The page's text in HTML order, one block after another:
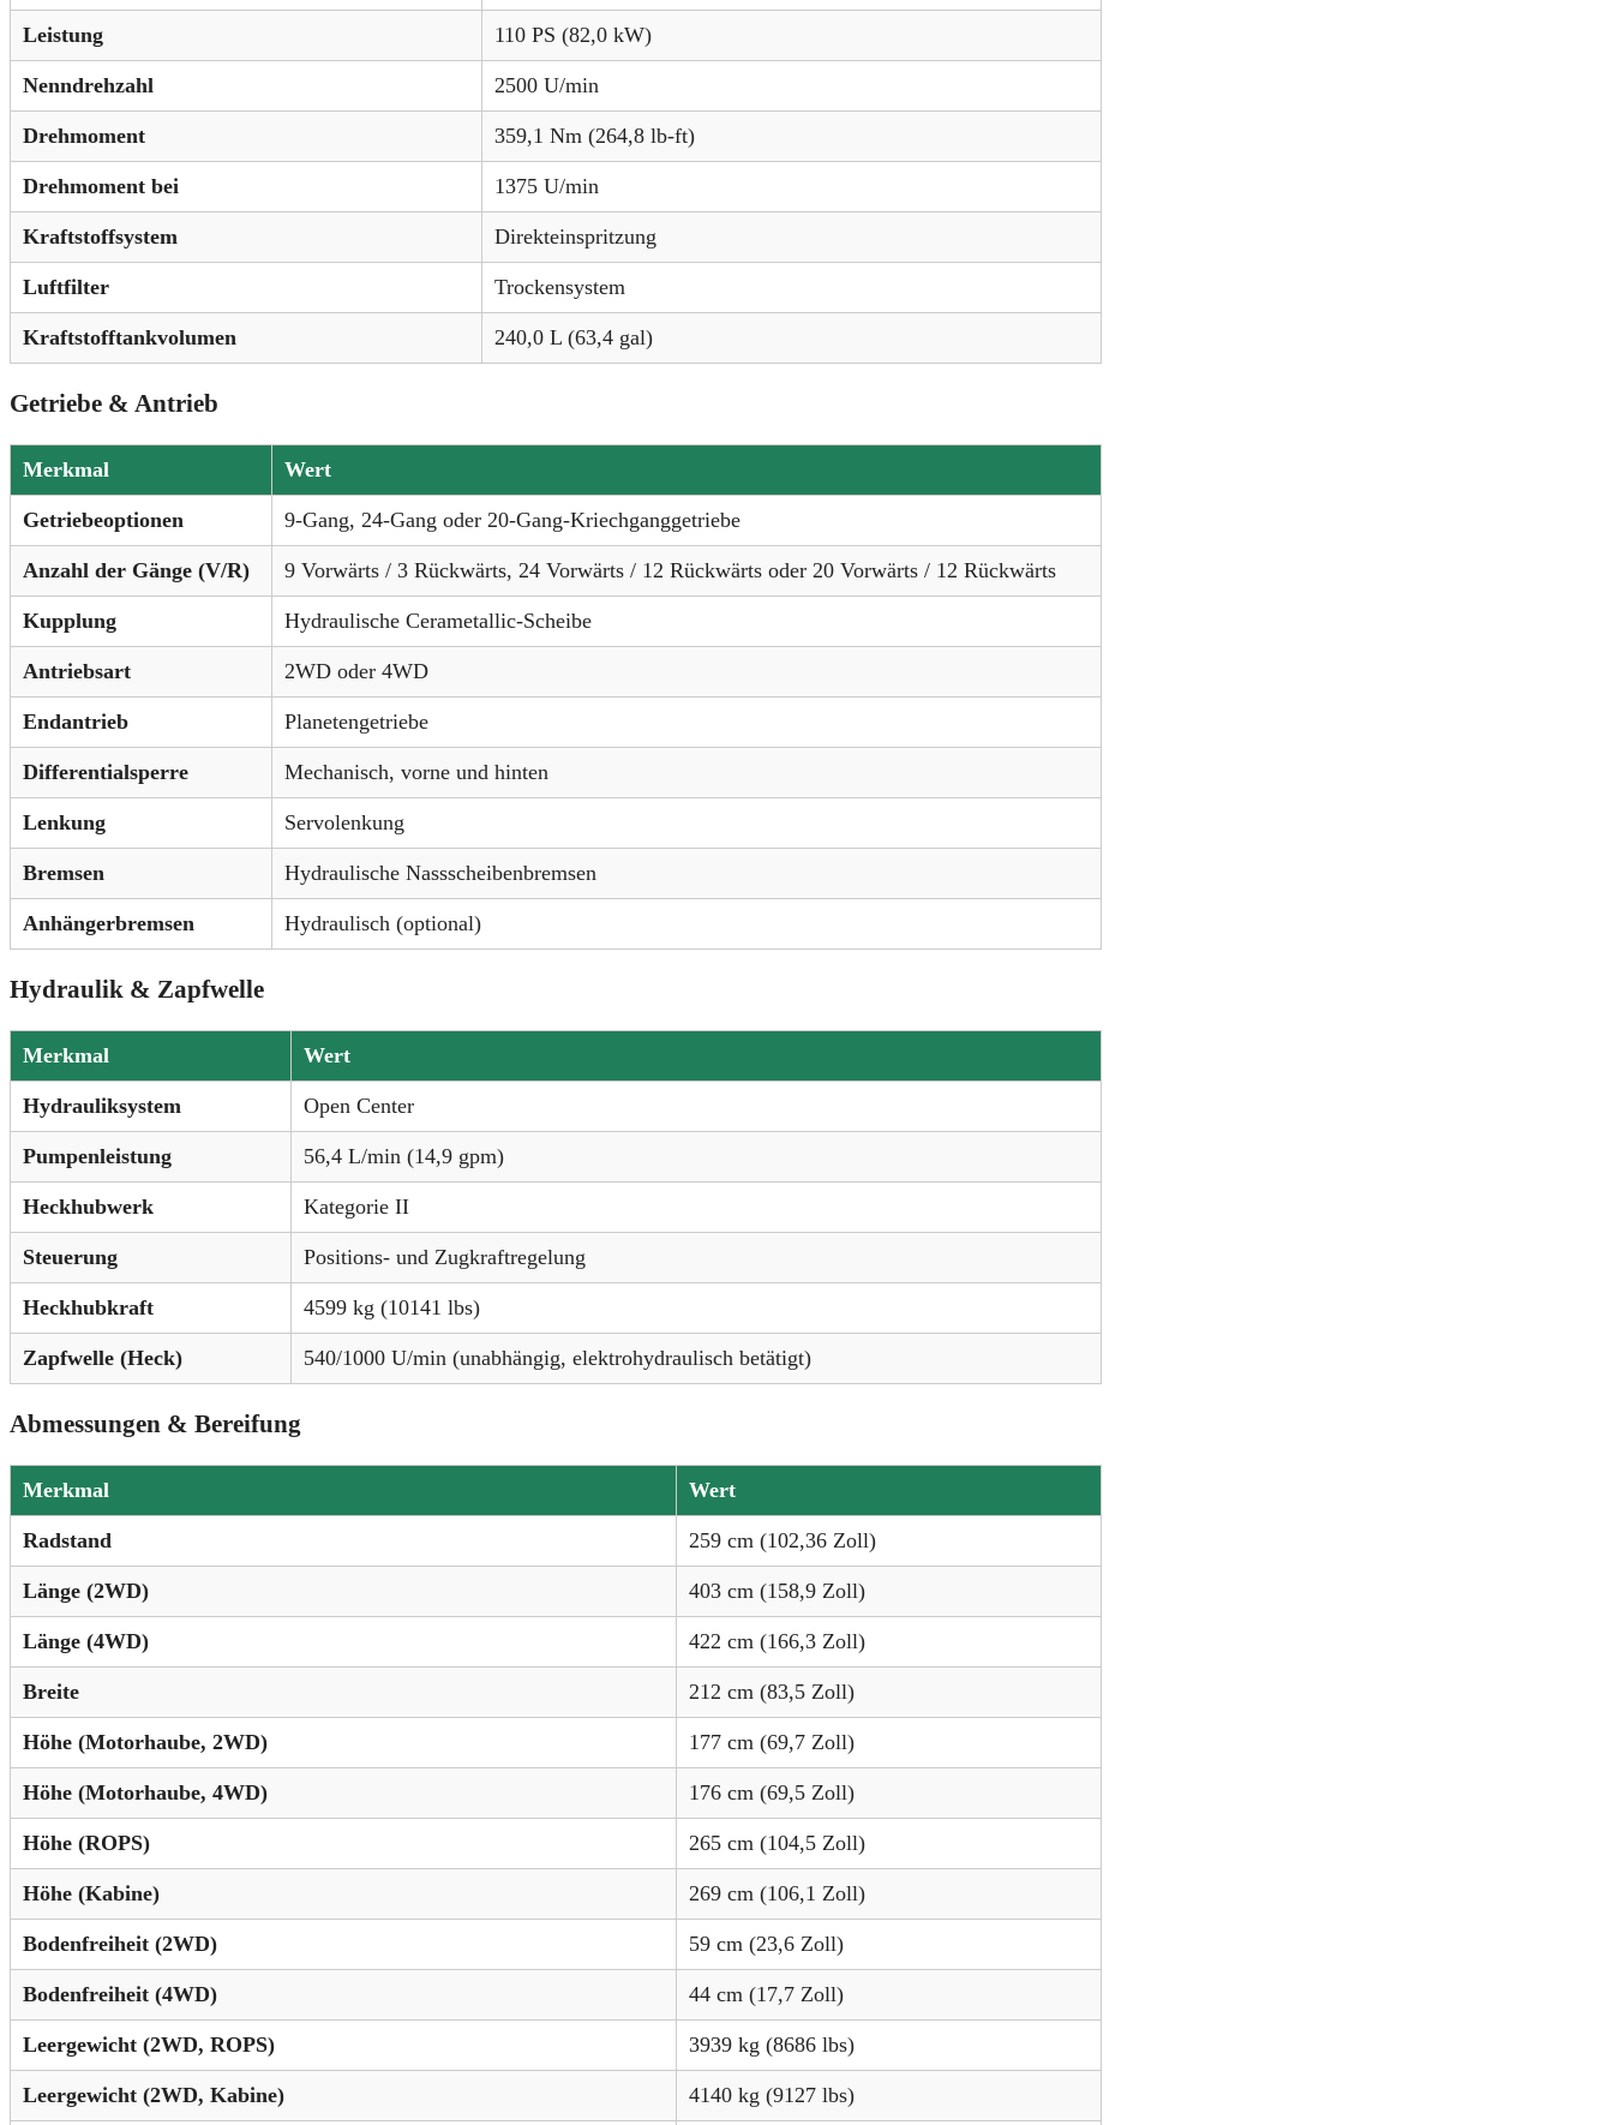
Leistung 110 PS (82,0 kW)
Nenndrehzahl 2500 U/min
Drehmoment 359,1 Nm (264,8 lb-ft)
Drehmoment bei 1375 U/min
Kraftstoffsystem Direkteinspritzung
Luftfilter Trockensystem
Kraftstofftankvolumen 240,0 L (63,4 gal)
Getriebe & Antrieb
Merkmal Wert
Getriebeoptionen 9-Gang, 24-Gang oder 20-Gang-Kriechganggetriebe
Anzahl der Gänge (V/R) 9 Vorwärts / 3 Rückwärts, 24 Vorwärts / 12 Rückwärts oder 20 Vorwärts / 12 Rückwärts
Kupplung Hydraulische Cerametallic-Scheibe
Antriebsart 2WD oder 4WD
Endantrieb Planetengetriebe
Differentialsperre Mechanisch, vorne und hinten
Lenkung Servolenkung
Bremsen Hydraulische Nassscheibenbremsen
Anhängerbremsen Hydraulisch (optional)
Hydraulik & Zapfwelle
Merkmal Wert
Hydrauliksystem Open Center
Pumpenleistung 56,4 L/min (14,9 gpm)
Heckhubwerk Kategorie II
Steuerung Positions- und Zugkraftregelung
Heckhubkraft 4599 kg (10141 lbs)
Zapfwelle (Heck) 540/1000 U/min (unabhängig, elektrohydraulisch betätigt)
Abmessungen & Bereifung
Merkmal Wert
Radstand 259 cm (102,36 Zoll)
Länge (2WD) 403 cm (158,9 Zoll)
Länge (4WD) 422 cm (166,3 Zoll)
Breite 212 cm (83,5 Zoll)
Höhe (Motorhaube, 2WD) 177 cm (69,7 Zoll)
Höhe (Motorhaube, 4WD) 176 cm (69,5 Zoll)
Höhe (ROPS) 265 cm (104,5 Zoll)
Höhe (Kabine) 269 cm (106,1 Zoll)
Bodenfreiheit (2WD) 59 cm (23,6 Zoll)
Bodenfreiheit (4WD) 44 cm (17,7 Zoll)
Leergewicht (2WD, ROPS) 3939 kg (8686 lbs)
Leergewicht (2WD, Kabine) 4140 kg (9127 lbs)